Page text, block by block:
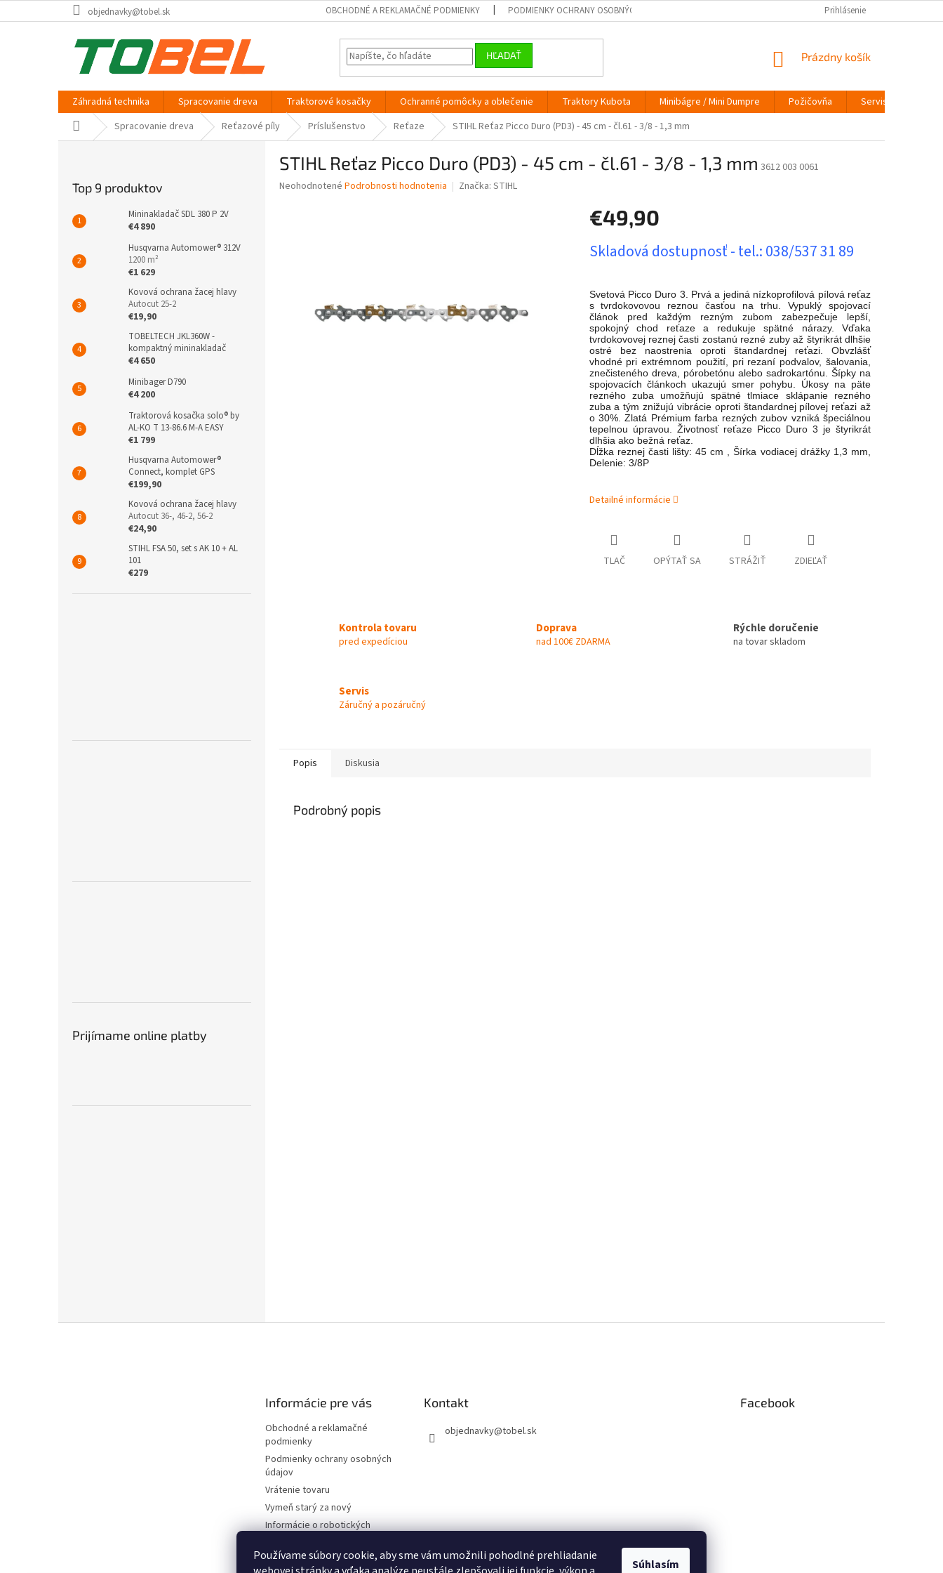
Používame súbory cookie, aby sme vám umožnili pohodlné prehliadanie
Súhlasím
na
objednavky@tobel.sk OBCHODNÉ A REKLAMAČNÉ PODMIENKY PODMIENKY OCHRANY OSOBNÝCH ÚDAJOV VYMEŇ STARÝ ZA NOVÝ
Prihlásenie
HĽADAŤ
NÁKUPNÝ
Prázdny košík
Záhradná technika Spracovanie dreva Traktorové kosačky Ochranné pomôcky a oblečenie Traktory Kubota Minibágre / Mini Dumpre Požičovňa Servis
DomovSpracovanie dreva Reťazové píly Príslušenstvo Reťaze STIHL Reťaz Picco Duro (PD3) - 45 cm - čl.61 - 3/8 - 1,3 mm
Top 9 produktov
Mininakladač SDL 380 P 2V
€4 890
Husqvarna Automower® 312V
1200 m²
€1 629
Kovová ochrana žacej hlavy
Autocut 25-2
€19,90
TOBELTECH JKL360W -
kompaktný mininakladač
€4 650
Minibager D790
€4 200
Traktorová kosačka solo® by
AL-KO T 13-86.6 M-A EASY
€1 799
Husqvarna Automower®
Connect, komplet GPS
€199,90
Kovová ochrana žacej hlavy
Autocut 36-, 46-2, 56-2
€24,90
STIHL FSA 50, set s AK 10 + AL
101
€279
Prijímame online platby
STIHL Reťaz Picco Duro (PD3) - 45 cm - čl.61 - 3/8 - 1,3 mm 3612 003 0061
Priemerné
Neohodnotené Podrobnosti hodnotenia Značka: STIHL
€49,90
cena:
Skladová dostupnosť - tel.: 038/537 31 89
Svetová Picco Duro 3. Prvá a jediná nízkoprofilová pílová reťaz
s tvrdokovovou reznou časťou na trhu. Vypuklý spojovací
článok pred každým rezným zubom zabezpečuje lepší,
spokojný chod reťaze a redukuje spätné nárazy. Vďaka
tvrdokovovej reznej časti zostanú rezné zuby až štyrikrát dlhšie
ostré bez naostrenia oproti štandardnej reťazi. Obvzlášť
vhodné pri extrémnom použití, pri rezaní podvalov, šalovania,
znečisteného dreva, pórobetónu alebo sadrokartónu. Šípky na
spojovacích článkoch ukazujú smer pohybu. Úkosy na päte
rezného zuba umožňujú spätné tlmiace sklápanie rezného
zuba a tým znižujú vibrácie oproti štandardnej pílovej reťazi až
o 30%. Zlatá Prémium farba rezných zubov vzniká špeciálnou
tepelnou úpravou. Životnosť reťaze Picco Duro 3 je štyrikrát
dlhšia ako bežná reťaz.
Dĺžka reznej časti lišty: 45 cm ,Šírka vodiacej drážky 1,3 mm,
Delenie: 3/8P
Detailné informácie
TLAČ OPÝTAŤ SA STRÁŽIŤ ZDIEĽAŤ
Kontrola tovaru
pred expedíciou
Doprava
nad 100€ ZDARMA
Rýchle doručenie
na tovar skladom
Servis
Záručný a pozáručný
Popis Diskusia
Podrobný popis
Informácie pre vás
Obchodné a reklamačné
podmienky
Podmienky ochrany osobných
údajov
Vrátenie tovaru
Vymeň starý za nový
Informácie o robotických
Požičovňa - Technické
dokumentácie
Kontakt
objednavky@tobel.sk
Facebook